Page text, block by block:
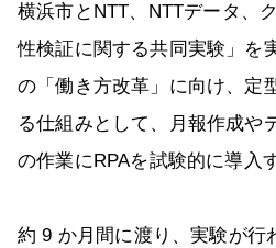
横浜市とNTT、NTTデータ、
性検証に関する共同実験」を
の「働き方改革」に向け、定
る仕組みとして、月報作成や
の作業にRPAを試験的に導入
約 9 か月間に渡り、実験が行